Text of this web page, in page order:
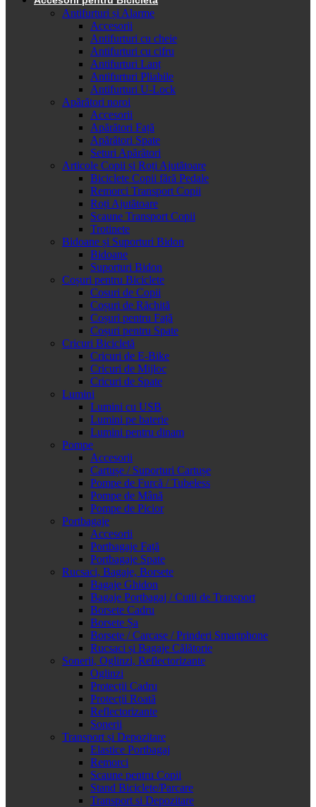
Antifurturi și Alarme
Accesorii
Antifurturi cu cheie
Antifurturi cu cifru
Antifurturi Lanț
Antifurturi Pliabile
Antifurturi U-Lock
Apărători noroi
Accesorii
Apărători Față
Apărători Spate
Seturi Apărători
Articole Copii și Roți Ajutătoare
Biciclete Copii fără Pedale
Remorci Transport Copii
Roți Ajutătoare
Scaune Transport Copii
Trotinete
Bidoane și Suporturi Bidon
Bidoane
Suporturi Bidon
Coșuri pentru Biciclete
Cosuri de Copii
Coșuri de Răchită
Coșuri pentru Față
Coșuri pentru Spate
Cricuri Bicicletă
Cricuri de E-Bike
Cricuri de Mijloc
Cricuri de Spate
Lumini
Lumini cu USB
Lumini pe baterie
Lumini pentru dinam
Pompe
Accesorii
Cartușe / Suporturi Cartușe
Pompe de Furcă / Tubeless
Pompe de Mână
Pompe de Picior
Portbagaje
Accesorii
Portbagaje Față
Portbagaje Spate
Rucsaci, Bagaje, Borsete
Bagaje Ghidon
Bagaje Portbagaj / Cutii de Transport
Borsete Cadru
Borsete Șa
Borsete / Carcase / Prinderi Smartphone
Rucsaci și Bagaje Călătorie
Sonerii, Oglinzi, Reflectorizante
Oglinzi
Protecții Cadru
Protecții Roată
Reflectorizante
Sonerii
Transport și Depozitare
Elastice Portbagaj
Remorci
Scaune pentru Copii
Stand Biciclete/Parcare
Transport si Depozitare